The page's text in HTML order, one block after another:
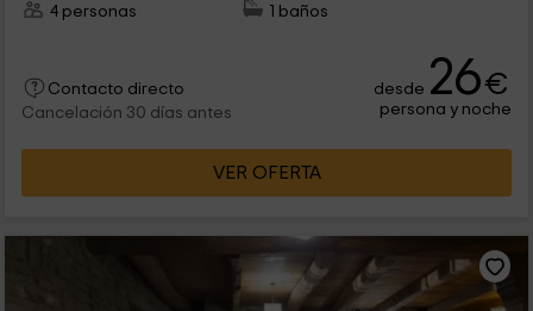
4 personas
1 baños
Contacto directo
Cancelación 30 días antes
desde 26€
persona y noche
VER OFERTA